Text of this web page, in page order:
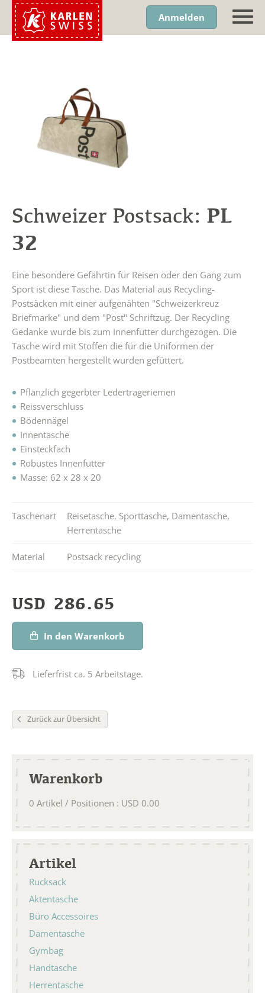
Anmelden
Schweizer Postsack: PL
32
Eine besondere Gefährtin für Reisen oder den Gang zum
Sport ist diese Tasche. Das Material aus Recycling-
Postsäcken mit einer aufgenähten "Schweizerkreuz
Briefmarke" und dem "Post" Schriftzug. Der Recycling
Gedanke wurde bis zum Innenfutter durchgezogen. Die
Tasche wird mit Stoffen die für die Uniformen der
Postbeamten hergestellt wurden gefüttert.
Pflanzlich gegerbter Ledertrageriemen
Reissverschluss
Bödennägel
Innentasche
Einsteckfach
Robustes Innenfutter
Masse: 62 x 28 x 20
Taschenart Reisetasche, Sporttasche, Damentasche,
Herrentasche
Material Postsack recycling
USD 286.65
In den Warenkorb
Lieferfrist ca. 5 Arbeitstage.
Zurück zur Übersicht
Warenkorb
0 Artikel / Positionen : USD 0.00
Artikel
Rucksack
Aktentasche
Büro Accessoires
Damentasche
Gymbag
Handtasche
Herrentasche